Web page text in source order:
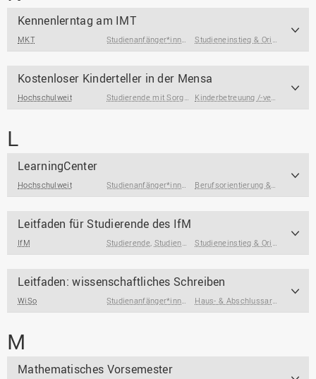
Kennenlerntag am IMT
MKT Studienanfänger*innen Studieninteressierte Studieneinstieg & Orientierung
Kostenloser Kinderteller in der Mensa
Hochschulweit Studierende mit Sorgeverantwortung Kinderbetreuung /-versorgung
L
LearningCenter
Hochschulweit Studienanfänger*innen Studierende,Studierende am
Berufsorientierung & Profilbildung
Leitfaden für Studierende des IfM
IfM Studierende, Studienanfänger*innen Studieneinstieg & Orientierung
Leitfaden: wissenschaftliches Schreiben
WiSo Studienanfänger*innen Studierende Haus- & Abschlussarbeiten
M
Mathematisches Vorsemester